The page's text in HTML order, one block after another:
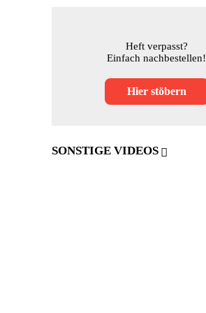
Heft verpasst?
Einfach nachbestellen!
Hier stöbern
SONSTIGE VIDEOS